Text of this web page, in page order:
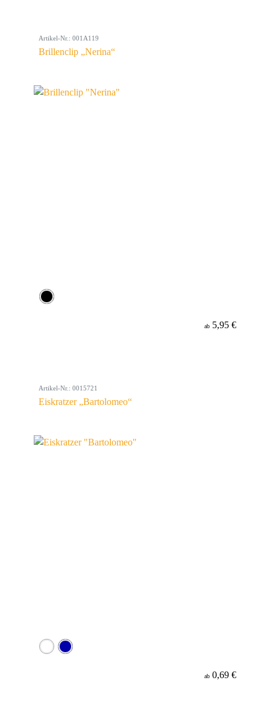
Artikel-Nr.: 001A119
Brillenclip „Nerina“
ab 5,95 €
Artikel-Nr.: 0015721
Eiskratzer „Bartolomeo“
ab 0,69 €